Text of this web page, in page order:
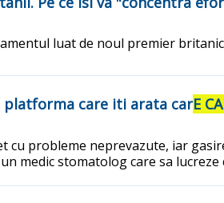
luat de noul premier
platforma care iti arata carE
cu probleme neprevazute, iar
medic stomatolog care sa